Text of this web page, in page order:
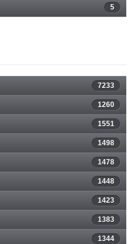
5
7233
1260
1551
1498
1478
1448
1423
1383
1344